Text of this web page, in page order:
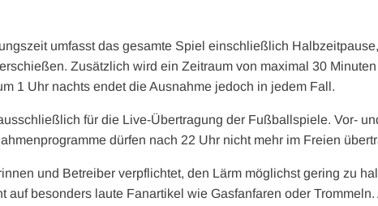
umfasst das gesamte Spiel einschließlich
Zusätzlich wird ein Zeitraum von maximal 30
1 Uhr nachts endet die Ausnahme jedoch in jedem Fall.
für die Live-Übertragung der Fußballspiele. Vor-
dürfen nach 22 Uhr nicht mehr im Freien
und Betreiber verpflichtet, den Lärm möglichst gering zu
auf besonders laute Fanartikel wie Gasfanfaren oder Trommeln.